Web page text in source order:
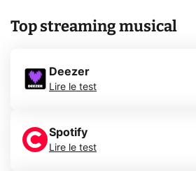
Top streaming musical
Deezer
Lire le test
Spotify
Lire le test